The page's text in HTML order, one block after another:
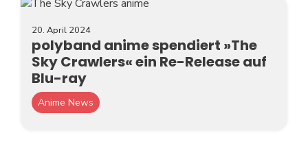
20. April 2024
polyband anime spendiert »The
Sky Crawlers« ein Re-Release auf
Blu-ray
Anime News